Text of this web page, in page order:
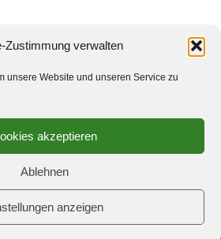
Zustimmung verwalten
unsere Website und unseren Service zu
akzeptieren
Ablehnen
anzeigen
e.V. GeneratePress